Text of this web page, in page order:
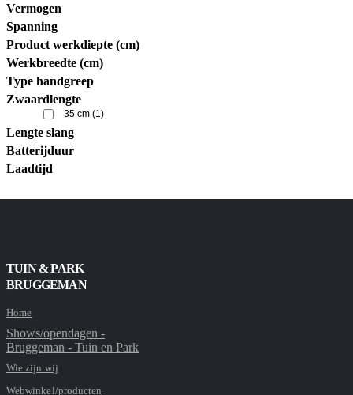
Vermogen
Spanning
Product werkdiepte (cm)
Werkbreedte (cm)
Type handgreep
Zwaardlengte
35 cm (1)
Lengte slang
Batterijduur
Laadtijd
TUIN & PARK
BRUGGEMAN
Home
Shows/opendagen -
Bruggeman - Tuin en Park
Wie zijn wij
Webwinkel/producten